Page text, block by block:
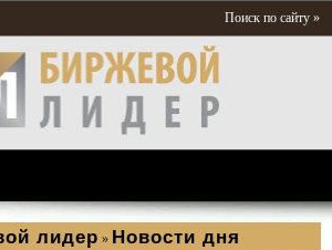
Поиск по сайту »
лидер » Новости дня